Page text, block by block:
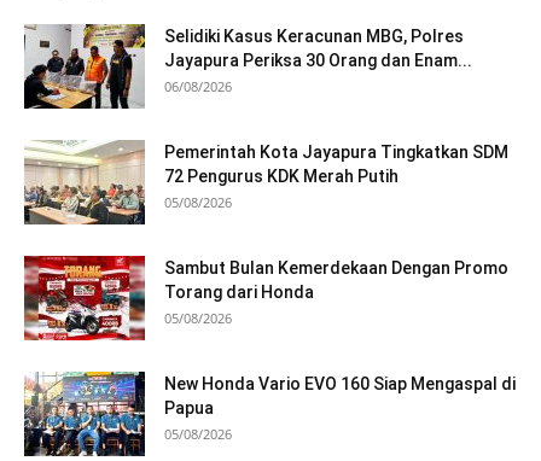
Selidiki Kasus Keracunan MBG, Polres
Jayapura Periksa 30 Orang dan Enam...
06/08/2026
Pemerintah Kota Jayapura Tingkatkan SDM
72 Pengurus KDK Merah Putih
05/08/2026
Sambut Bulan Kemerdekaan Dengan Promo
Torang dari Honda
05/08/2026
New Honda Vario EVO 160 Siap Mengaspal di
Papua
05/08/2026